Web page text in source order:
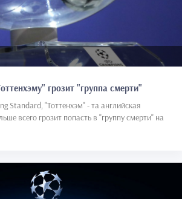
грозит "группа смерти"
Standard, "Тоттенхэм" - та английская
всего грозит попасть в "группу смерти" на